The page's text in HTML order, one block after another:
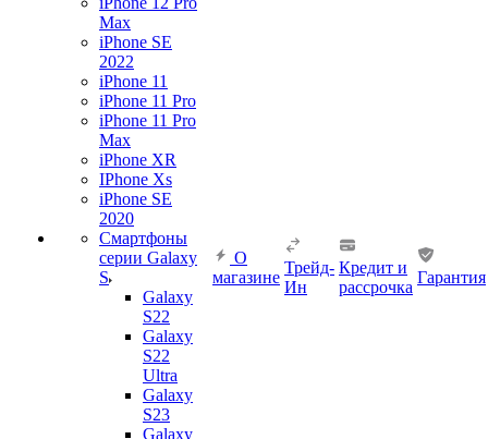
Max
iPhone SE
2022
iPhone 11
iPhone 11 Pro
iPhone 11 Pro
Max
iPhone XR
IPhone Xs
iPhone SE
2020
Смартфоны
серии Galaxy
S
Galaxy
S22
Galaxy
S22
Ultra
Galaxy
S23
Galaxy
О
магазине
Трейд-
Ин
Кредит и
рассрочка
Гарантия